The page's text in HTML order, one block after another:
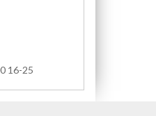
16-25